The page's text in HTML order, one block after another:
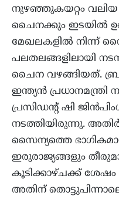
നുഴഞ്ഞുകയറ്റം
ചൈനക്കും ഇടയില്‍
മേഖലകളില്‍ നിന്ന്
പലതലങ്ങളിലായി
ചൈന വഴങ്ങിയത്.
ഇന്ത്യന്‍
പ്രസിഡന്റ് ഷി
നടത്തിയിരുന്നു.
സൈന്യത്തെ
ഇരുരാജ്യങ്ങളും
കൂടിക്കാഴ്ചക്ക് ശേഷം
അതിന്